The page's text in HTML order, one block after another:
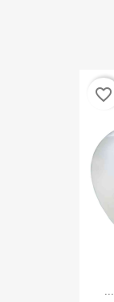
favorite_border